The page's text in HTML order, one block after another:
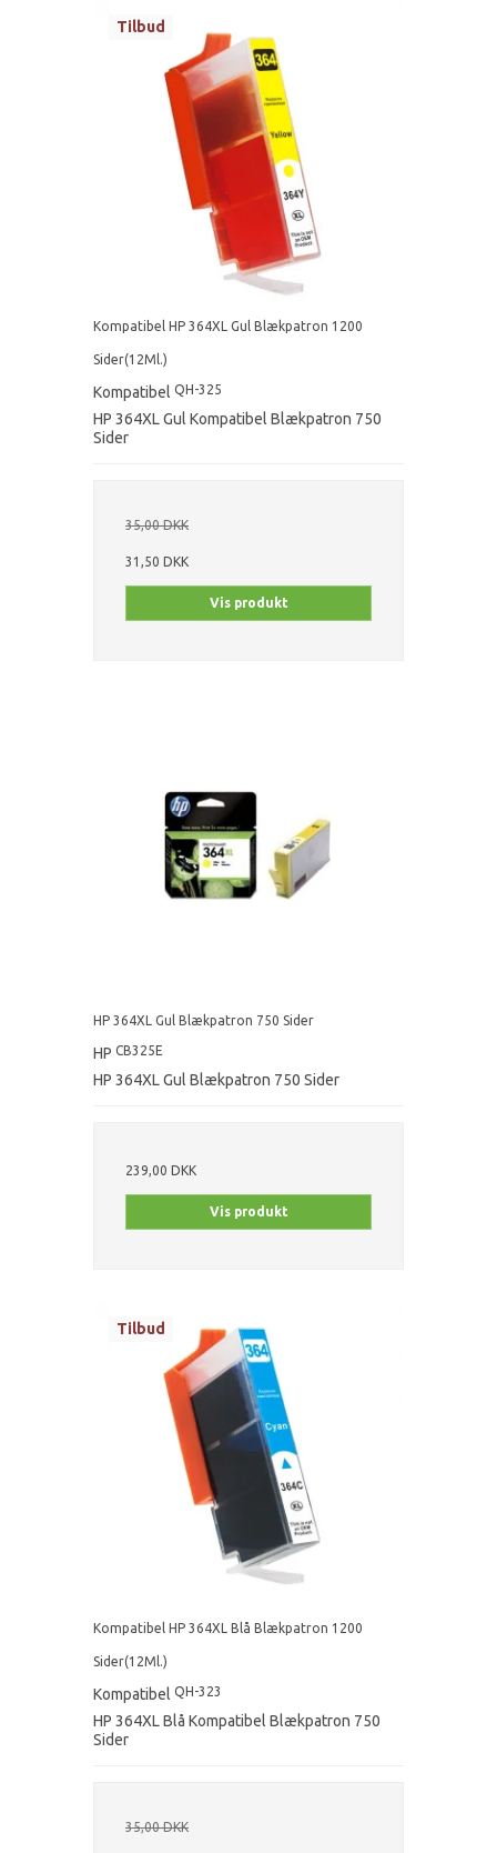
Tilbud
Kompatibel HP 364XL Gul Blækpatron 1200
Sider(12Ml.)
Kompatibel QH-325
HP 364XL Gul Kompatibel Blækpatron 750
Sider
35,00 DKK
31,50 DKK
Vis produkt
HP 364XL Gul Blækpatron 750 Sider
HP CB325E
HP 364XL Gul Blækpatron 750 Sider
239,00 DKK
Vis produkt
Tilbud
Kompatibel HP 364XL Blå Blækpatron 1200
Sider(12Ml.)
Kompatibel QH-323
HP 364XL Blå Kompatibel Blækpatron 750
Sider
35,00 DKK